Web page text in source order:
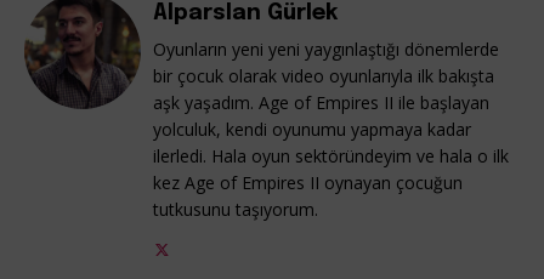
Alparslan Gürlek
Oyunların yeni yeni yaygınlaştığı dönemlerde
bir çocuk olarak video oyunlarıyla ilk bakışta
aşk yaşadım. Age of Empires II ile başlayan
yolculuk, kendi oyunumu yapmaya kadar
ilerledi. Hala oyun sektöründeyim ve hala o ilk
kez Age of Empires II oynayan çocuğun
tutkusunu taşıyorum.